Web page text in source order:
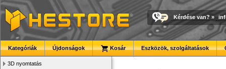
Kérdése van? »
Kategóriák Újdonságok Kosár Eszközök, szolgáltatások
3D nyomtatás